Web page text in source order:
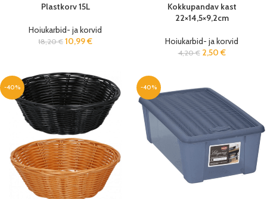
Plastkorv 15L
Hoiukarbid- ja korvid
18,20€ 10,99€
Kokkupandav kast
22×14,5×9,2cm
Hoiukarbid- ja korvid
4,20€ 2,50 €
-40% -40%